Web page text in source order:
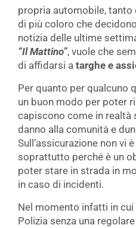
propria automobile, tanto
di più coloro che
notizia delle ultime
“Il Mattino”, vuole che
di affidarsi a targhe e
Per quanto per qualcuno
un buon modo per poter
capiscono come in realtà
danno alla comunità e
Sull’assicurazione non vi
soprattutto perché è un
poter stare in strada in
in caso di incidenti.
Nel momento infatti in
Polizia senza una